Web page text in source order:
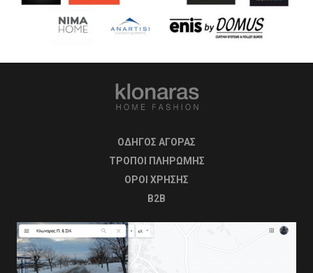
ΟΔΗΓΟΣ ΑΓΟΡΑΣ
ΤΡΟΠΟΙ ΠΛΗΡΩΜΗΣ
OΡΟΙ ΧΡΗΣΗΣ
B2B